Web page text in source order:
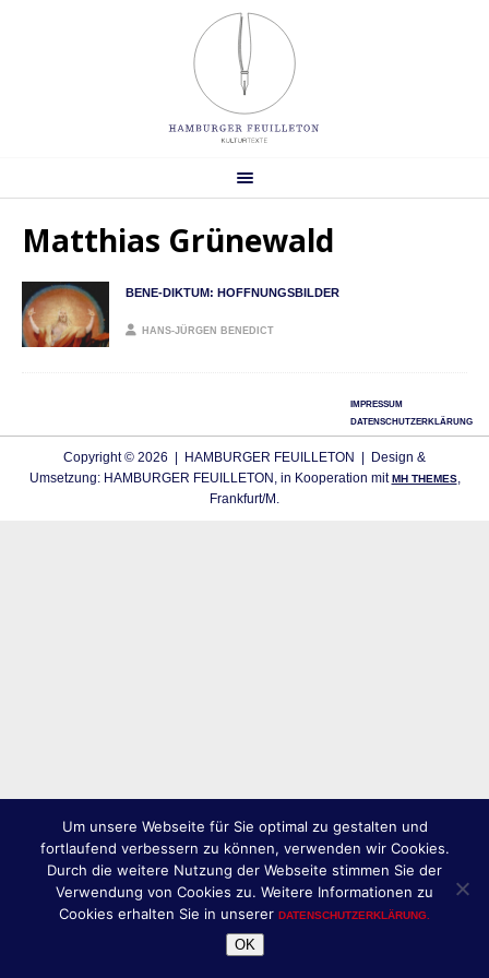
Matthias Grünewald
BENE-DIKTUM: HOFFNUNGSBILDER
HANS-JÜRGEN BENEDICT
IMPRESSUM
DATENSCHUTZERKLÄRUNG
Copyright © 2026 | HAMBURGER FEUILLETON | Design &
Umsetzung: HAMBURGER FEUILLETON, in Kooperation mitMH THEMES,
Frankfurt/M.
Um unsere Webseite für Sie optimal zu gestalten und
fortlaufend verbessern zu können, verwenden wir Cookies.
Durch die weitere Nutzung der Webseite stimmen Sie der
Verwendung von Cookies zu. Weitere Informationen zu
Cookies erhalten Sie in unserer DATENSCHUTZERKLÄRUNG.
OK